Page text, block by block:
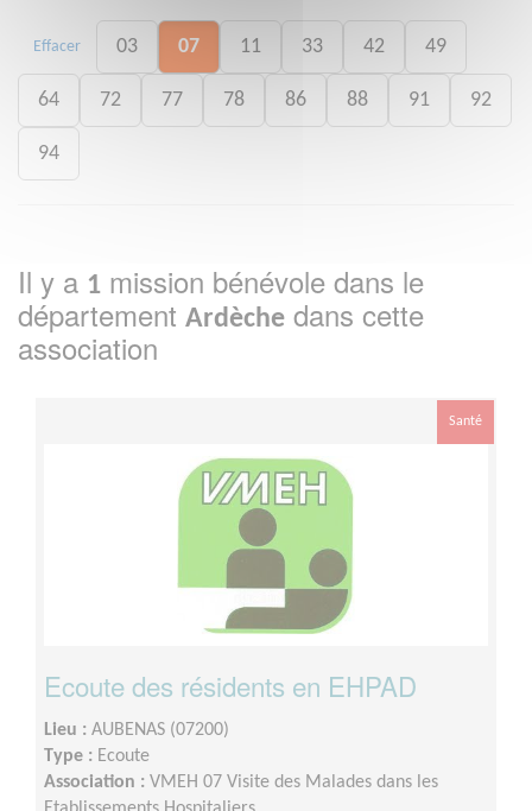
Effacer 03 07 11 33 42 49
64 72 77 78 86 88 91 92
94
Il y a 1 mission bénévole dans le
département Ardèche dans cette
association
Santé
Ecoute des résidents en EHPAD
Lieu : AUBENAS (07200)
Type : Ecoute
Association : VMEH 07 Visite des Malades dans les